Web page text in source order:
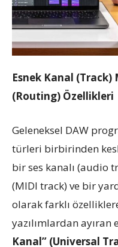
Esnek Kanal
(Routing) Özellikleri
Geleneksel DAW
türleri birbirinden
bir ses kanalı (audio
(MIDI track) ve bir
olarak farklı
yazılımlardan ayıran
Kanal” (Universal